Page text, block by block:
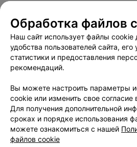
Вакансии
Публичный договор
Публичный договор по
«Афиша»
Пользовательское
Связаться по вопросам
Написать
Персональные
Обработка
Обработка файлов
Наш сайт использует файлы cookie
удобства пользователей сайта,
статистики и предоставления
рекомендаций.
Вы можете настроить параметры
cookie или изменить свое
Для получения дополнительной
сроках и порядке использования
можете ознакомиться с нашей
файлов cookie